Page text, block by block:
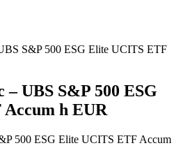
S&P 500 ESG Elite UCITS ETF
UBS S&P 500 ESG
h EUR
500 ESG Elite UCITS ETF Accum